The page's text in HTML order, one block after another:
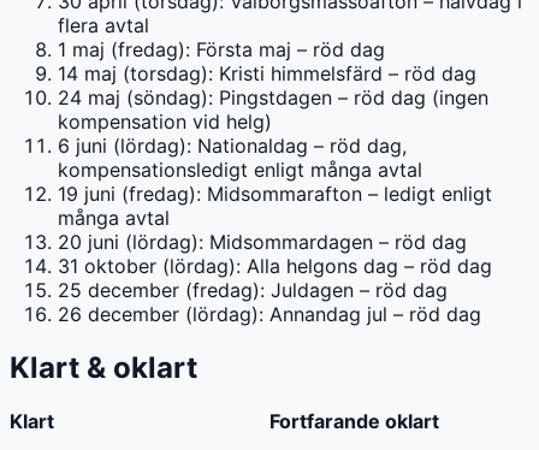
flera avtal
1 maj (fredag): Första maj – röd dag
14 maj (torsdag): Kristi himmelsfärd – röd dag
24 maj (söndag): Pingstdagen – röd dag (ingen
kompensation vid helg)
6 juni (lördag): Nationaldag – röd dag,
kompensationsledigt enligt många avtal
19 juni (fredag): Midsommarafton – ledigt enligt
många avtal
20 juni (lördag): Midsommardagen – röd dag
31 oktober (lördag): Alla helgons dag – röd dag
25 december (fredag): Juldagen – röd dag
26 december (lördag): Annandag jul – röd dag
Klart & oklart
Klart
Fortfarande oklart